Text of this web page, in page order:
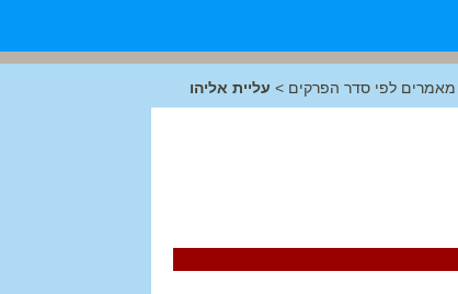
מאמרים לפי סדר הפרקים > עליית אליהו